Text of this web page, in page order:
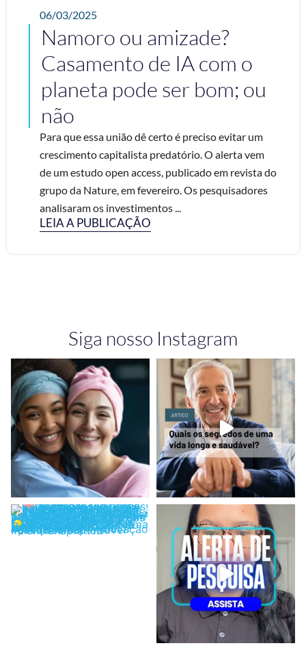
06/03/2025
Namoro ou amizade?
Casamento de IA com o
planeta pode ser bom; ou
não
Para que essa união dê certo é preciso evitar um
crescimento capitalista predatório. O alerta vem
de um estudo open access, publicado em revista do
grupo da Nature, em fevereiro. Os pesquisadores
analisaram os investimentos ...
LEIA A PUBLICAÇÃO
Siga nosso Instagram